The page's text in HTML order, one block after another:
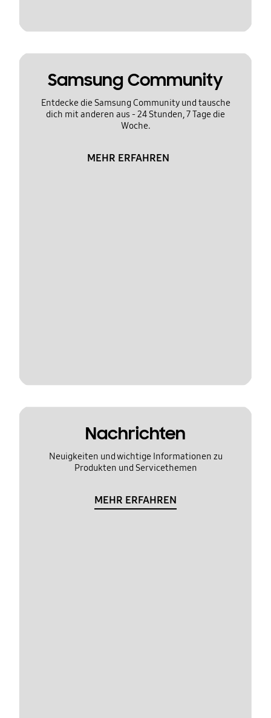
Samsung Community
Entdecke die Samsung Community und tausche
dich mit anderen aus - 24 Stunden, 7 Tage die
Woche.
MEHR ERFAHREN
Nachrichten
Neuigkeiten und wichtige Informationen zu
Produkten und Servicethemen
MEHR ERFAHREN